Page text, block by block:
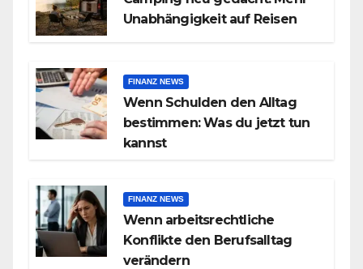
Unabhängigkeit auf Reisen
FINANZ NEWS
Wenn Schulden den Alltag
bestimmen: Was du jetzt tun
kannst
FINANZ NEWS
Wenn arbeitsrechtliche
Konflikte den Berufsalltag
verändern